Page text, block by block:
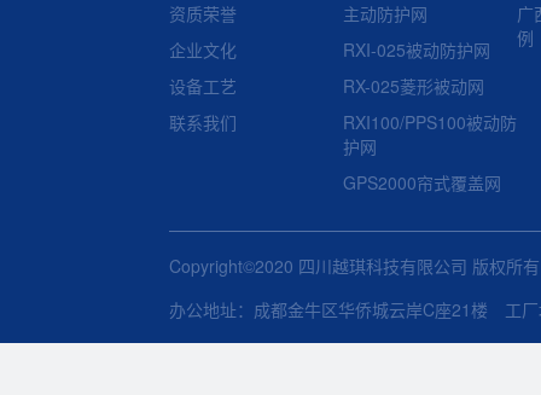
资质荣誉
企业文化
设备工艺
联系我们
主动防护网
RXI-025被动防护网
RX-025菱形被动网
RXI100/PPS100被动防
护网
GPS2000帘式覆盖网
广
例
Copyright©2020 四川越琪科技有限公司 版权所
办公地址：成都金牛区华侨城云岸C座21楼 工